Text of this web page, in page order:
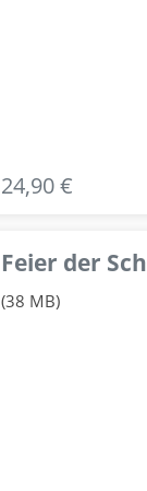
24,90 €
Feier der
(38 MB)